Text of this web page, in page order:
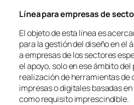
Línea para empresas de
El objeto de esta línea es
para la gestión del diseño en el
a empresas de los sectores
el apoyo, solo en ese ámbito del
realización de herramientas de
impresas o digitales basadas
como requisito imprescindible.